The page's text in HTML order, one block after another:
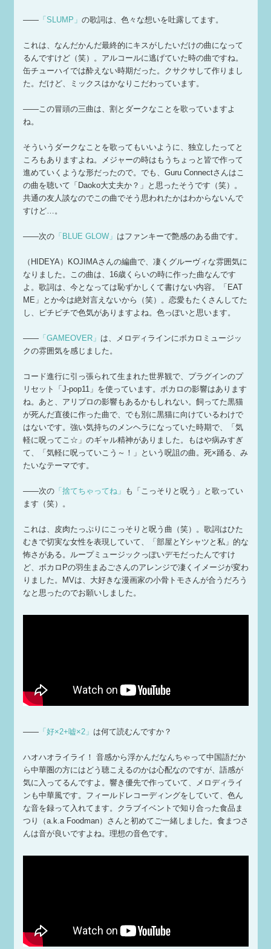
——「SLUMP」 の歌詞は、色々な想いを吐露してます。
これは、なんだかんだ最終的にキスがしたいだけの曲になって
るんですけど（笑）。アルコールに逃げていた時の曲ですね。
缶チューハイでは酔えない時期だった。クサクサして作りまし
た。だけど、ミックスはかなりこだわっています。
——この冒頭の三曲は、割とダークなことを歌っていますよ
ね。
そういうダークなことを歌ってもいいように、独立したってと
ころもありますよね。メジャーの時はもうちょっと皆で作って
進めていくような形だったので。でも、Guru Connectさんはこ
の曲を聴いて「Daoko大丈夫か？」と思ったそうです（笑）。
共通の友人談なのでこの曲でそう思われたかはわからないんで
すけど…。
——次の「BLUE GLOW」 はファンキーで艶感のある曲です。
（HIDEYA）KOJIMAさんの編曲で、凄くグルーヴィな雰囲気に
なりました。この曲は、16歳くらいの時に作った曲なんです
よ。歌詞は、今となっては恥ずかしくて書けない内容。「EAT
ME」とか今は絶対言えないから（笑）。恋愛もたくさんしてた
し、ピチピチで色気がありますよね。色っぽいと思います。
——「GAMEOVER」 は、メロディラインにボカロミュージッ
クの雰囲気を感じました。
コード進行に引っ張られて生まれた世界観で、プラグインのプ
リセット「J-pop11」を使っています。ボカロの影響はあります
ね。あと、アリプロの影響もあるかもしれない。飼ってた黒猫
が死んだ直後に作った曲で、でも別に黒猫に向けているわけで
はないです。強い気持ちのメンヘラになっていた時期で、「気
軽に呪ってこ☆」のギャル精神がありました。もはや病みすぎ
て、「気軽に呪っていこう～！」という呪詛の曲。死×踊る、み
たいなテーマです。
——次の「捨てちゃってね」 も「こっそりと呪う」と歌ってい
ます（笑）。
これは、皮肉たっぷりにこっそりと呪う曲（笑）。歌詞はひた
むきで切実な女性を表現していて、「部屋とYシャツと私」的な
怖さがある。ループミュージックっぽいデモだったんですけ
ど、ボカロPの羽生まゐごさんのアレンジで凄くイメージが変わ
りました。MVは、大好きな漫画家の小骨トモさんが合うだろう
なと思ったのでお願いしました。
——「好×2+嘘×2」 は何て読むんですか？
ハオハオライライ！ 音感から浮かんだなんちゃって中国語だか
ら中華圏の方にはどう聴こえるのかは心配なのですが、語感が
気に入ってるんですよ。響き優先で作っていて、メロディライ
ンも中華風です。フィールドレコーディングをしていて、色ん
な音を録って入れてます。クラブイベントで知り合った食品ま
つり（a.k.a Foodman）さんと初めてご一緒しました。食まつさ
んは音が良いですよね。理想の音色です。